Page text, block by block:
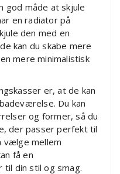
god måde at skjule
en radiator på
den med en
kan du skabe mere
mere minimalistisk
er, at de kan
Du kan
og former, så du
der passer perfekt til
vælge mellem
få en
til din stil og smag.